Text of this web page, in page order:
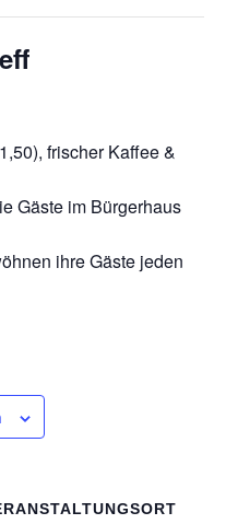
frischer Kaffee &
Gäste im Bürgerhaus
ihre Gäste jeden